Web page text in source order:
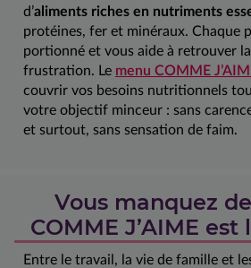
d’aliments riches en nutriments
protéines, fer et minéraux. Chaque
portionné et vous aide à retrouver
frustration. Le menu COMME
couvrir vos besoins nutritionnels
votre objectif minceur : sans
et surtout, sans sensation de faim.
Vous manquez
COMME J’AIME
Entre le travail, la vie de famille et